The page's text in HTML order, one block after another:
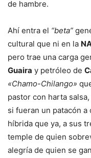
de hambre.
Ahí entra el “beta”
cultural que ni en la
pero trae una carga
Guaira y petróleo de
«Chamo-Chilango»
pastor con harta
si fueran un patacón a
híbrida que ya, a sus
temple de quien
alegría de quien se